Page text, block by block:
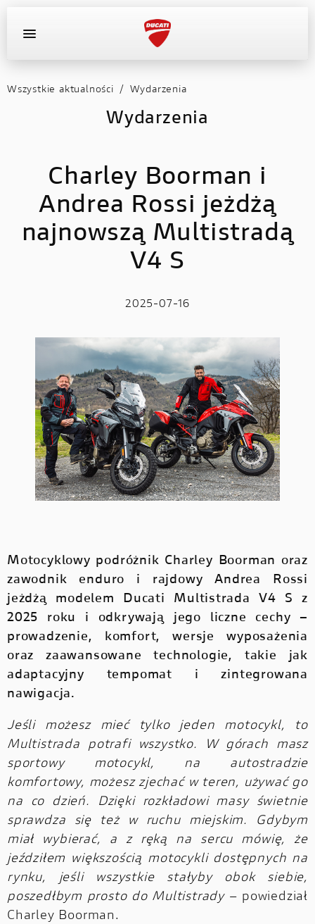
OFERTA DEALERA
MOTOCYKLE
AKTUALNOŚCI
OFERTA DEALERA
Wszystkie aktualności / Wydarzenia
Wydarzenia
Charley Boorman i
Andrea Rossi jeżdżą
najnowszą Multistradą
V4 S
2025-07-16
Motocyklowy podróżnik Charley Boorman oraz
zawodnik enduro i rajdowy Andrea Rossi
jeżdżą modelem Ducati Multistrada V4 S z
2025 roku i odkrywają jego liczne cechy –
prowadzenie, komfort, wersje wyposażenia
oraz zaawansowane technologie, takie jak
adaptacyjny tempomat i zintegrowana
nawigacja.
Jeśli możesz mieć tylko jeden motocykl, to
Multistrada potrafi wszystko. W górach masz
sportowy motocykl, na autostradzie
komfortowy, możesz zjechać w teren, używać go
na co dzień. Dzięki rozkładowi masy świetnie
sprawdza się też w ruchu miejskim. Gdybym
miał wybierać, a z ręką na sercu mówię, że
jeździłem większością motocykli dostępnych na
rynku, jeśli wszystkie stałyby obok siebie,
poszedłbym prosto do Multistrady– powiedział
Charley Boorman.